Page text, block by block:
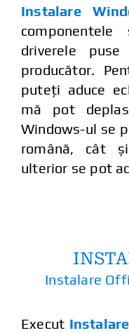
Instalare
driverele
producător.
puteți aduce
mă pot
Windows-ul se
română, cât
ulterior se pot
Instalare
Execut